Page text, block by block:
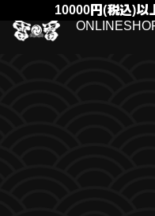
10000円(税込)